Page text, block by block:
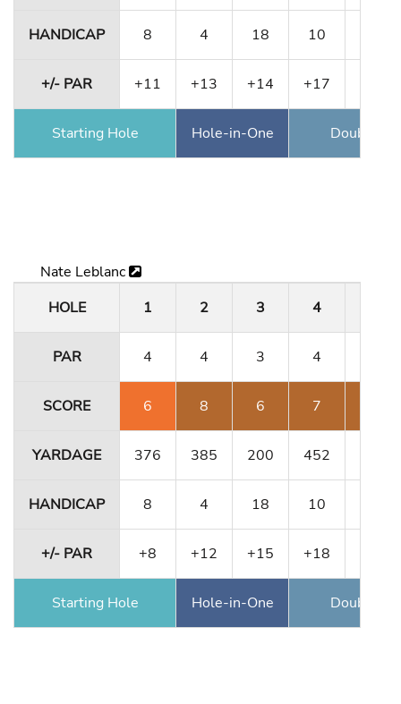
HANDICAP 8 4 18 10
+/- PAR +11 +13 +14 +17
Starting Hole Hole-in-One Double
Nate Leblanc
HOLE
1 2 3 4
PAR 4 4 3 4
SCORE 6 8 6 7
YARDAGE 376 385 200 452
HANDICAP 8 4 18 10
+/- PAR +8 +12 +15 +18
Starting Hole Hole-in-One Double